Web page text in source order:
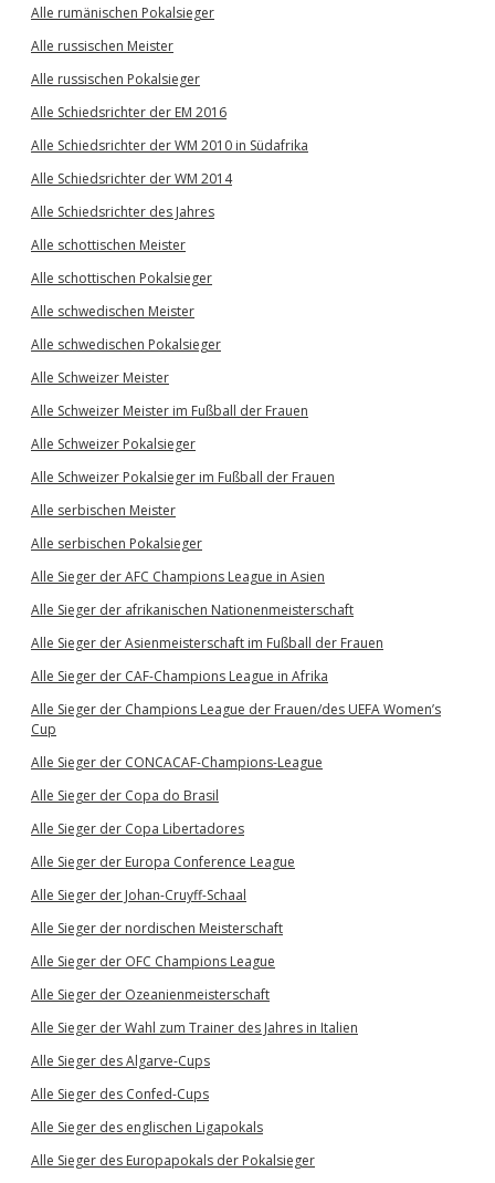
Alle rumänischen Pokalsieger
Alle russischen Meister
Alle russischen Pokalsieger
Alle Schiedsrichter der EM 2016
Alle Schiedsrichter der WM 2010 in Südafrika
Alle Schiedsrichter der WM 2014
Alle Schiedsrichter des Jahres
Alle schottischen Meister
Alle schottischen Pokalsieger
Alle schwedischen Meister
Alle schwedischen Pokalsieger
Alle Schweizer Meister
Alle Schweizer Meister im Fußball der Frauen
Alle Schweizer Pokalsieger
Alle Schweizer Pokalsieger im Fußball der Frauen
Alle serbischen Meister
Alle serbischen Pokalsieger
Alle Sieger der AFC Champions League in Asien
Alle Sieger der afrikanischen Nationenmeisterschaft
Alle Sieger der Asienmeisterschaft im Fußball der Frauen
Alle Sieger der CAF-Champions League in Afrika
Alle Sieger der Champions League der Frauen/des UEFA Women’s
Cup
Alle Sieger der CONCACAF-Champions-League
Alle Sieger der Copa do Brasil
Alle Sieger der Copa Libertadores
Alle Sieger der Europa Conference League
Alle Sieger der Johan-Cruyff-Schaal
Alle Sieger der nordischen Meisterschaft
Alle Sieger der OFC Champions League
Alle Sieger der Ozeanienmeisterschaft
Alle Sieger der Wahl zum Trainer des Jahres in Italien
Alle Sieger des Algarve-Cups
Alle Sieger des Confed-Cups
Alle Sieger des englischen Ligapokals
Alle Sieger des Europapokals der Pokalsieger